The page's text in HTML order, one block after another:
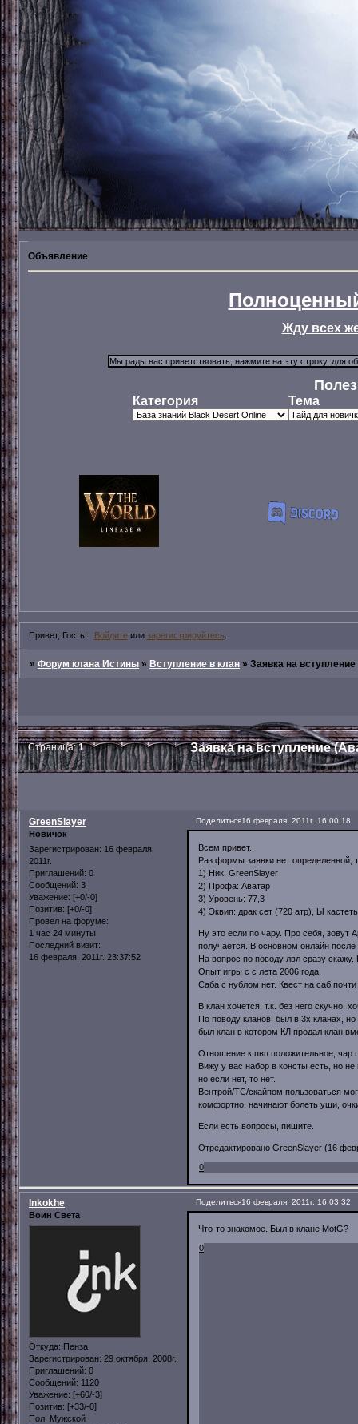
Объявление
Жду всех
Категория Тема
Привет, Гость! Войдитеили зарегистрируйтесь
»Форум клана Истины »Вступление в клан »Заявка на
Заявка на вступление
Страница:1
Поделиться16 февраля, 2011г. 16:00:18
GreenSlayer
Новичок
Зарегистрирован: 16 февраля,
2011г.
Приглашений: 0
Сообщений: 3
Уважение: [+0/-0]
Позитив: [+0/-0]
Провел на форуме:
1 час 24 минуты
Последний визит:
16 февраля, 2011г. 23:37:52
Всем привет.
Раз формы заявки нет определенной,
1) Ник: GreenSlayer
2) Профа: Аватар
3) Уровень: 77,3
4) Эквип: драк сет (720 атр), Ы
Ну это если по чару. Про себя, зовут
получается. В основном онлайн
На вопрос по поводу лвл сразу
Опыт игры с с лета 2006 года.
Саба с нублом нет. Квест на саб
В клан хочется, т.к. без него скучно,
По поводу кланов, был в 3х кланах,
был клан в котором КЛ продал клан
Отношение к пвп положительное, чар
Вижу у вас набор в консты есть, но
но если нет, то нет.
Вентрой/ТС/скайпом пользоваться
комфортно, начинают болеть уши,
Если есть вопросы, пишите.
Отредактировано GreenSlayer (16
0
Поделиться16 февраля, 2011г. 16:03:32
Inkokhe
Воин Света
Откуда: Пенза
Зарегистрирован: 29 октября, 2008г.
Приглашений: 0
Сообщений: 1120
Уважение: [+60/-3]
Позитив: [+33/-0]
Пол: Мужской
Что-то знакомое. Был в клане MotG?
0